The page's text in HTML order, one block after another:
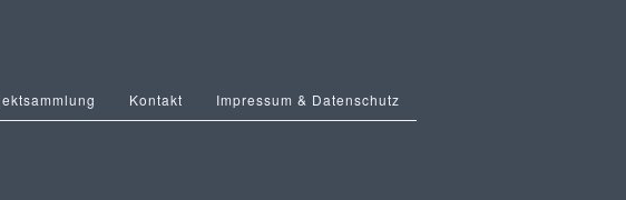
Kontakt Impressum & Datenschutz